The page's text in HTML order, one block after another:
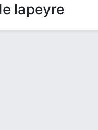
lapeyre